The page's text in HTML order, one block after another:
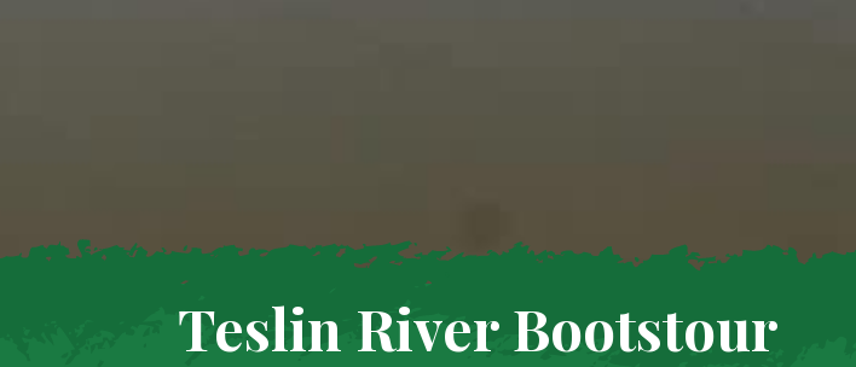
Teslin River Bootstour